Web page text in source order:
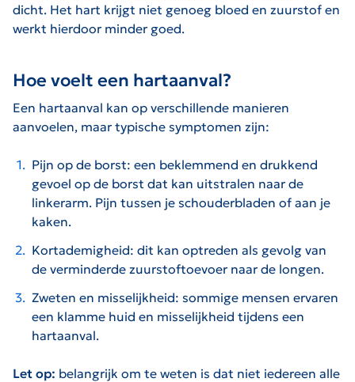
dicht. Het hart krijgt niet genoeg bloed en zuurstof en
werkt hierdoor minder goed.
Hoe voelt een hartaanval?
Een hartaanval kan op verschillende manieren
aanvoelen, maar typische symptomen zijn:
Pijn op de borst: een beklemmend en drukkend
gevoel op de borst dat kan uitstralen naar de
linkerarm. Pijn tussen je schouderbladen of aan je
kaken.
Kortademigheid: dit kan optreden als gevolg van
de verminderde zuurstoftoevoer naar de longen.
Zweten en misselijkheid: sommige mensen ervaren
een klamme huid en misselijkheid tijdens een
hartaanval.
Let op: belangrijk om te weten is dat niet iedereen alle